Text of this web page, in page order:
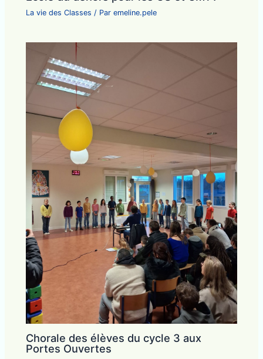
La vie des Classes / Paremeline.pele
Chorale des élèves du cycle 3 aux
Portes Ouvertes